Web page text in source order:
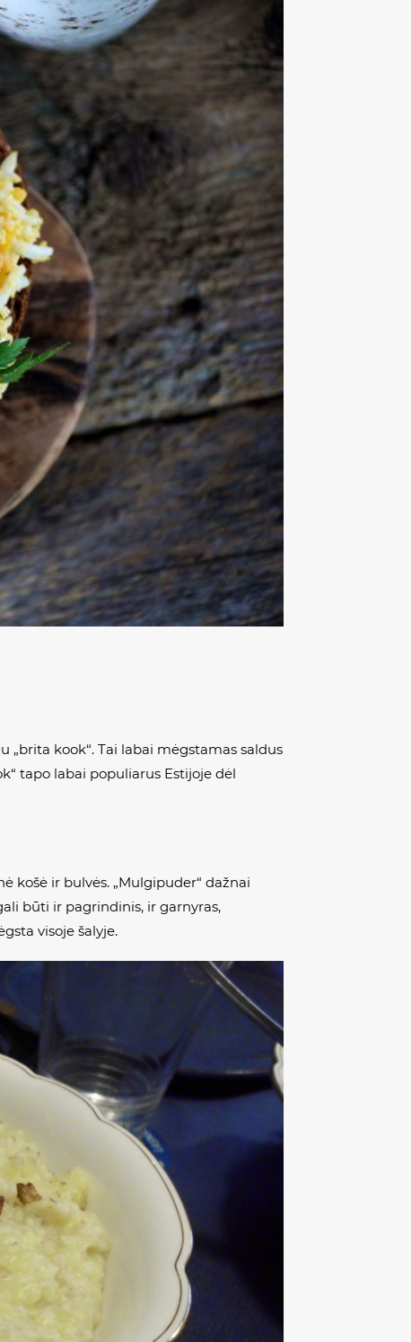
kook“. Tai labai mėgstamas saldus
tapo labai populiarus Estijoje dėl
košė ir bulvės. „Mulgipuder“ dažnai
būti ir pagrindinis, ir garnyras,
visoje šalyje.